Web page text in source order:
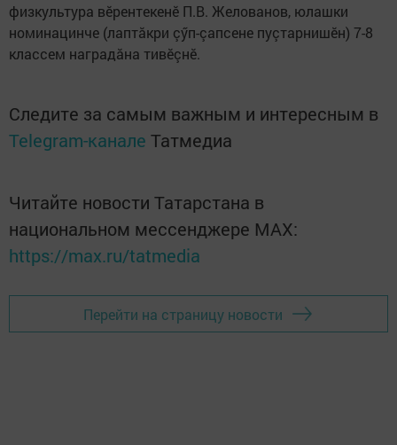
физкультура вӗрентекенӗ П.В. Желованов, юлашки
номинацинче (лаптăкри çӳп-çапсене пуçтарнишӗн) 7-8
классем наградăна тивӗçнӗ.
Следите за самым важным и интересным в
Telegram-канале Татмедиа
Читайте новости Татарстана в
национальном мессенджере MАХ:
https://max.ru/tatmedia
Перейти на страницу новости